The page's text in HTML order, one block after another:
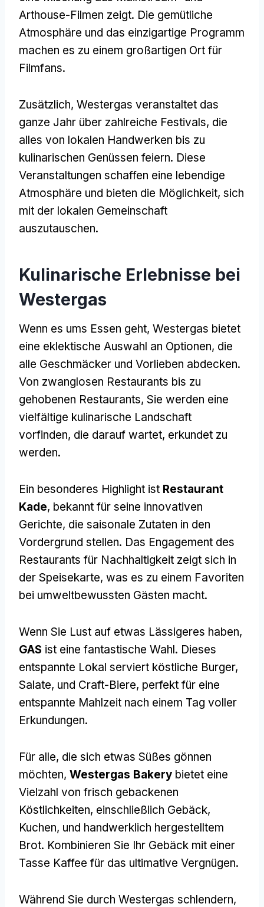
Arthouse-Filmen zeigt. Die gemütliche
Atmosphäre und das einzigartige Programm
machen es zu einem großartigen Ort für
Filmfans.
Zusätzlich, Westergas veranstaltet das
ganze Jahr über zahlreiche Festivals, die
alles von lokalen Handwerken bis zu
kulinarischen Genüssen feiern. Diese
Veranstaltungen schaffen eine lebendige
Atmosphäre und bieten die Möglichkeit, sich
mit der lokalen Gemeinschaft
auszutauschen.
Kulinarische Erlebnisse bei
Westergas
Wenn es ums Essen geht, Westergas bietet
eine eklektische Auswahl an Optionen, die
alle Geschmäcker und Vorlieben abdecken.
Von zwanglosen Restaurants bis zu
gehobenen Restaurants, Sie werden eine
vielfältige kulinarische Landschaft
vorfinden, die darauf wartet, erkundet zu
werden.
Ein besonderes Highlight ist Restaurant
Kade, bekannt für seine innovativen
Gerichte, die saisonale Zutaten in den
Vordergrund stellen. Das Engagement des
Restaurants für Nachhaltigkeit zeigt sich in
der Speisekarte, was es zu einem Favoriten
bei umweltbewussten Gästen macht.
Wenn Sie Lust auf etwas Lässigeres haben,
GAS ist eine fantastische Wahl. Dieses
entspannte Lokal serviert köstliche Burger,
Salate, und Craft-Biere, perfekt für eine
entspannte Mahlzeit nach einem Tag voller
Erkundungen.
Für alle, die sich etwas Süßes gönnen
möchten, Westergas Bakery bietet eine
Vielzahl von frisch gebackenen
Köstlichkeiten, einschließlich Gebäck,
Kuchen, und handwerklich hergestelltem
Brot. Kombinieren Sie Ihr Gebäck mit einer
Tasse Kaffee für das ultimative Vergnügen.
Während Sie durch Westergas schlendern,